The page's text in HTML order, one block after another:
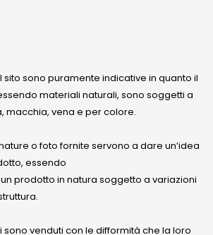
sito sono puramente indicative in quanto il
materiali naturali, sono soggetti a
macchia, vena e per colore.
o foto fornite servono a dare un’idea
essendo
prodotto in natura soggetto a variazioni
venduti con le difformità che la loro